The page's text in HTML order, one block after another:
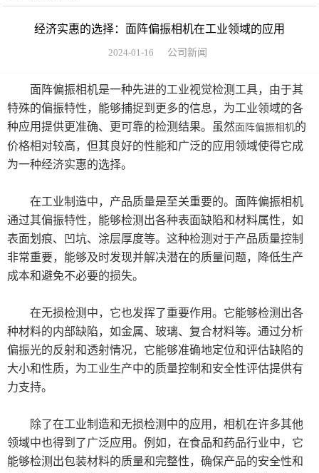
经济实惠的选择：面阵偏振相机在工业领域的应用
2024-01-16 公司新闻
面阵偏振相机是一种先进的工业视觉检测工具，由于其
特殊的偏振特性，能够捕捉到更多的信息，为工业领域的各
种应用提供更准确、更可靠的检测结果。虽然面阵偏振相机的
价格相对较高，但其良好的性能和广泛的应用领域使得它成
为一种经济实惠的选择。
在工业制造中，产品质量是至关重要的。面阵偏振相机
通过其偏振特性，能够检测出各种表面缺陷和材料属性，如
表面划痕、凹坑、涂层厚度等。这种检测对于产品质量控制
非常重要，能够及时发现并解决潜在的质量问题，降低生产
成本和避免不必要的损失。
在无损检测中，它也发挥了重要作用。它能够检测出各
种材料的内部缺陷，如金属、玻璃、复合材料等。通过分析
偏振光的反射和透射情况，它能够准确地定位和评估缺陷的
大小和性质，为工业生产中的质量控制和安全性评估提供有
力支持。
除了在工业制造和无损检测中的应用，相机在许多其他
领域中也得到了广泛应用。例如，在食品和药品行业中，它
能够检测出包装材料的质量和完整性，确保产品的安全性和